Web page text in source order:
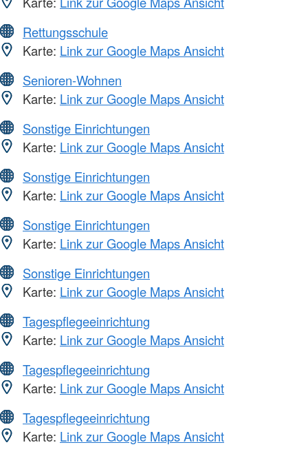
Rettungsschule
Karte: Link zur Google Maps Ansicht
Senioren-Wohnen
Karte: Link zur Google Maps Ansicht
Sonstige Einrichtungen
Karte: Link zur Google Maps Ansicht
Sonstige Einrichtungen
Karte: Link zur Google Maps Ansicht
Sonstige Einrichtungen
Karte: Link zur Google Maps Ansicht
Sonstige Einrichtungen
Karte: Link zur Google Maps Ansicht
Tagespflegeeinrichtung
Karte: Link zur Google Maps Ansicht
Tagespflegeeinrichtung
Karte: Link zur Google Maps Ansicht
Tagespflegeeinrichtung
Karte: Link zur Google Maps Ansicht